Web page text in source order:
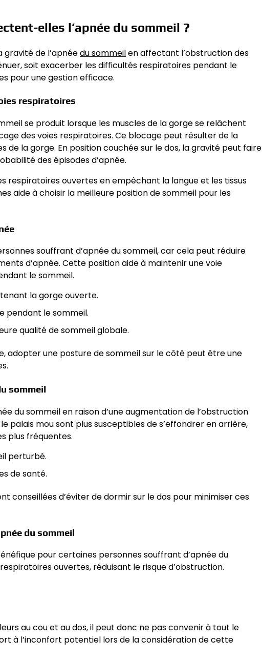
elles l’apnée du sommeil ?
de l’apnéedu sommeilen affectant l’obstruction des
soit exacerber les difficultés respiratoires pendant le
pour une gestion efficace.
respiratoires
se produit lorsque les muscles de la gorge se relâchent
des voies respiratoires. Ce blocage peut résulter de la
de la gorge. En position couchée sur le dos, la gravité peut faire
des épisodes d’apnée.
respiratoires ouvertes en empêchant la langue et les tissus
aide à choisir la meilleure position de sommeil pour les
souffrant d’apnée du sommeil, car cela peut réduire
d’apnée. Cette position aide à maintenir une voie
le sommeil.
la gorge ouverte.
pendant le sommeil.
qualité de sommeil globale.
adopter une posture de sommeil sur le côté peut être une
sommeil
du sommeil en raison d’une augmentation de l’obstruction
palais mou sont plus susceptibles de s’effondrer en arrière,
plus fréquentes.
perturbé.
de santé.
conseillées d’éviter de dormir sur le dos pour minimiser ces
du sommeil
pour certaines personnes souffrant d’apnée du
ouvertes, réduisant le risque d’obstruction.
au cou et au dos, il peut donc ne pas convenir à tout le
à l’inconfort potentiel lors de la considération de cette